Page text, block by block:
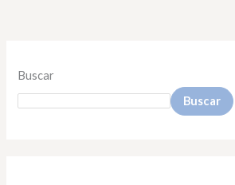
Buscar
Buscar